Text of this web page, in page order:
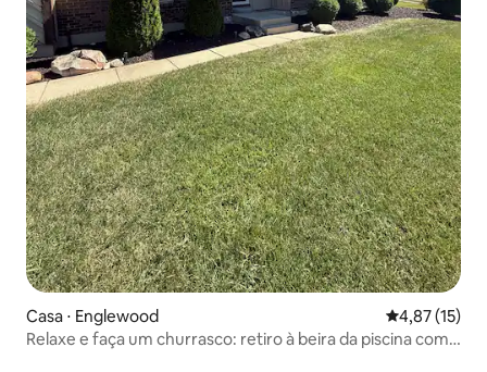
Casa ⋅ Englewood 4,87 de uma
4,87 (15)
Relaxe e faça um churrasco: retiro à beira da piscina com